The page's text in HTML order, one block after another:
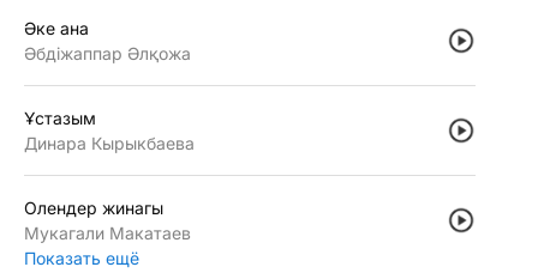
Әке ана
Әбдiжаппар Әлқожа
Ұстазым
Динара Кырыкбаева
Олендер жинагы
Мукагали Макатаев
Показать ещё